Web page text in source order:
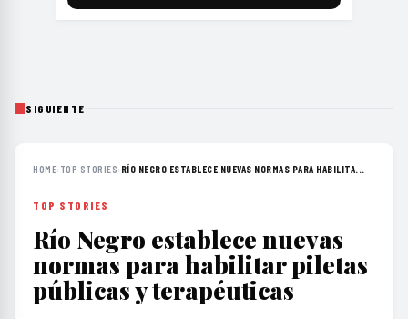
SIGUIENTE
HOME› TOP STORIES› RÍO NEGRO ESTABLECE NUEVAS NORMAS PARA HABILITA...
TOP STORIES
Río Negro establece nuevas
normas para habilitar piletas
públicas y terapéuticas